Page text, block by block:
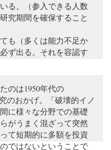
2018年6
る。（参入できる人数
究期間を確保すること
も（多くは能力不足か
ず出る。それを容認す
https://t.co/FmIopmJNlz
2018年6月15日
のは1950年代の
のおかげ。「破壊的イノ
に様々な分野での基礎
がうまく混ざって突然
て短期的に多額を投資
ではないということで